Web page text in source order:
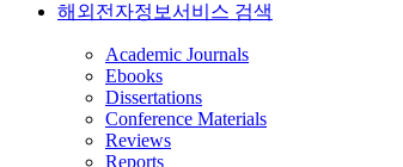
해외전자정보서비스 검색
Academic Journals
Ebooks
Dissertations
Conference Materials
Reviews
Reports